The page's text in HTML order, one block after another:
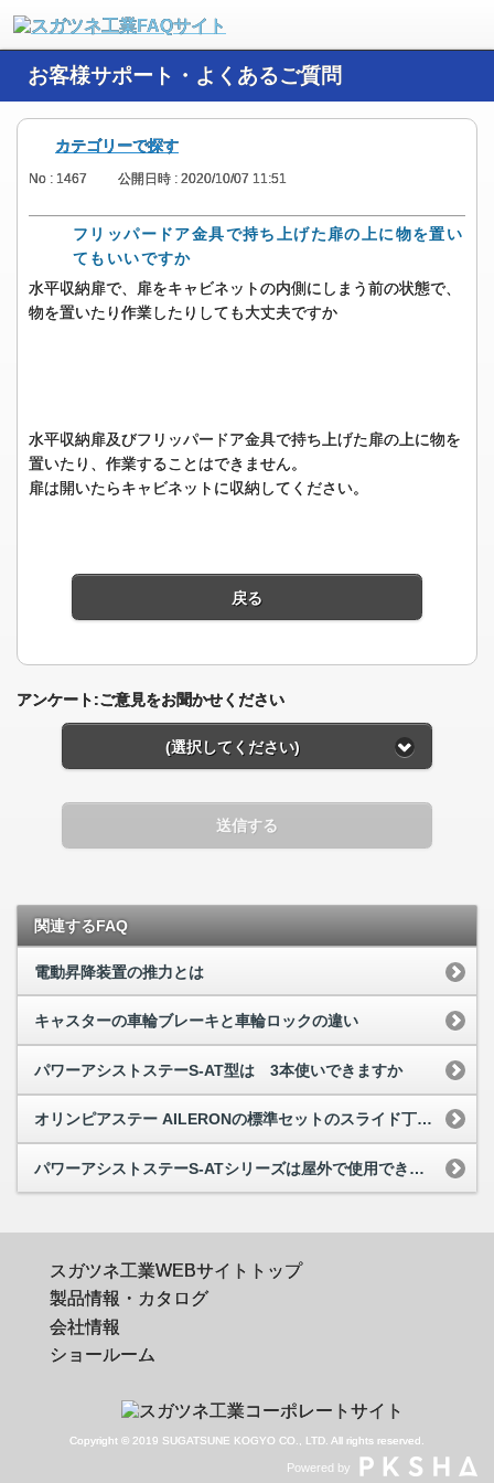
お客様サポート・よくあるご質問
カテゴリーで探す
No : 1467 公開日時 : 2020/10/07 11:51
フリッパードア金具で持ち上げた扉の上に物を置い
てもいいですか
水平収納扉で、扉をキャビネットの内側にしまう前の状態で、
物を置いたり作業したりしても大丈夫ですか
水平収納扉及びフリッパードア金具で持ち上げた扉の上に物を
置いたり、作業することはできません。
扉は開いたらキャビネットに収納してください。
戻る
アンケート:ご意見をお聞かせください
(選択してください)
送信する
関連するFAQ
電動昇降装置の推力とは
キャスターの車輪ブレーキと車輪ロックの違い
パワーアシストステーS-AT型は 3本使いできますか
オリンピアステー AILERONの標準セットのスライド丁番本体と座金の品番が知りたい
パワーアシストステーS-ATシリーズは屋外で使用できますか
スガツネ工業WEBサイトトップ
製品情報・カタログ
会社情報
ショールーム
Copyright © 2019 SUGATSUNE KOGYO CO., LTD. All rights reserved.
Powered by